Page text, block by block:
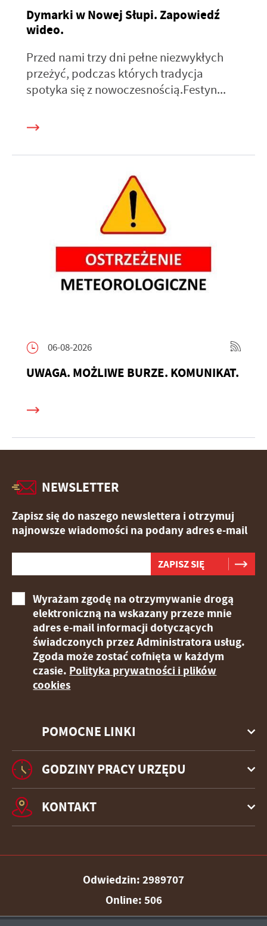
Dymarki w Nowej Słupi. Zapowiedź
wideo.
Przed nami trzy dni pełne niezwykłych
przeżyć, podczas których tradycja
spotyka się z nowoczesnością.Festyn...
06-08-2026
UWAGA. MOŻLIWE BURZE. KOMUNIKAT.
POMOCNE LINKI
NEWSLETTER
Zapisz się do naszego newslettera i otrzymuj
najnowsze wiadomości na podany adres e-mail
Wyrażam zgodę na otrzymywanie drogą
elektroniczną na wskazany przeze mnie
adres e-mail informacji dotyczących
świadczonych przez Administratora usług.
Zgoda może zostać cofnięta w każdym
czasie. Polityka prywatności i plików
cookies
GODZINY PRACY URZĘDU
KONTAKT
Odwiedzin: 2989707
Online: 506